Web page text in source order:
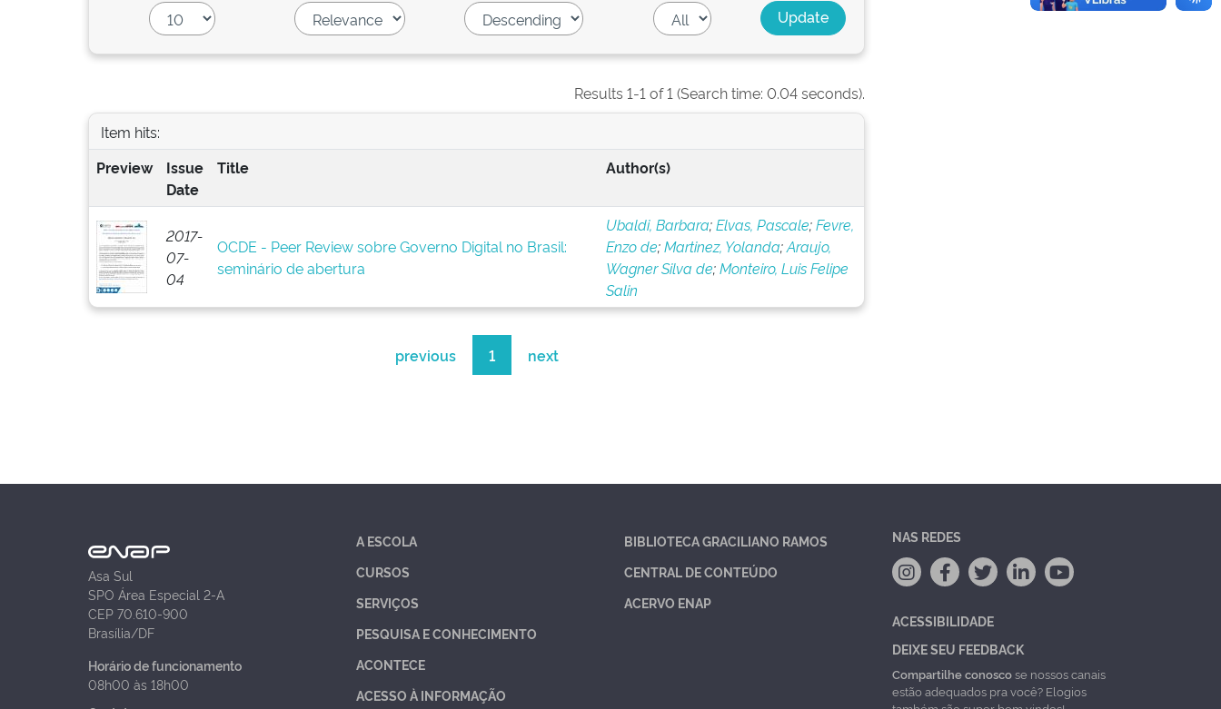
Results 1-1 of 1 (Search time: 0.04 seconds).
Item hits:
Preview
Issue
Date
Title Author(s)
2017-
07-
04
OCDE - Peer Review sobre Governo Digital no Brasil:
seminário de abertura
Ubaldi, Barbara;Elvas, Pascale;Fevre,
Enzo de;Martinez, Yolanda;Araujo,
Wagner Silva de;Monteiro, Luis Felipe
Salin
previous 1 next
Asa Sul
SPO Área Especial 2-A
CEP 70.610-900
Brasília/DF
Horário de funcionamento
08h00 às 18h00
A ESCOLA
CURSOS
SERVIÇOS
PESQUISA E CONHECIMENTO
ACONTECE
ACESSO À INFORMAÇÃO
BIBLIOTECA GRACILIANO RAMOS
CENTRAL DE CONTEÚDO
ACERVO ENAP
NAS REDES
ACESSIBILIDADE
DEIXE SEU FEEDBACK
Compartilhe conoscose nossos canais
estão adequados pra você? Elogios